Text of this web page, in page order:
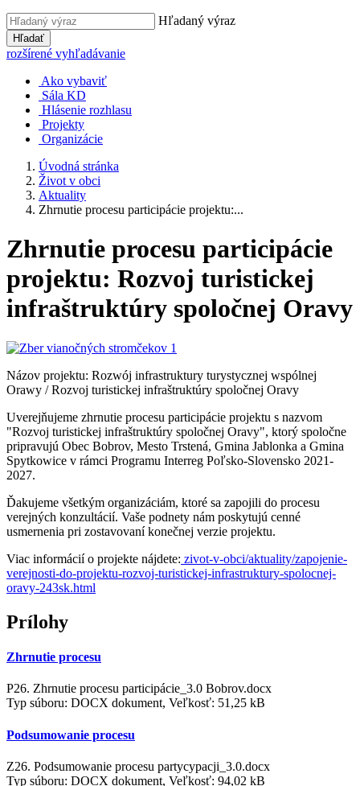
Hľadaný výraz
Hľadať
rozšírené vyhľadávanie
Ako vybaviť
Sála KD
Hlásenie rozhlasu
Projekty
Organizácie
Úvodná stránka
Život v obci
Aktuality
Zhrnutie procesu participácie projektu:...
Zhrnutie procesu participácie
projektu: Rozvoj turistickej
infraštruktúry spoločnej Oravy
Názov projektu: Rozwój infrastruktury turystycznej wspólnej
Orawy / Rozvoj turistickej infraštruktúry spoločnej Oravy
Uverejňujeme zhrnutie procesu participácie projektu s nazvom
"Rozvoj turistickej infraštruktúry spoločnej Oravy", ktorý spoločne
pripravujú Obec Bobrov, Mesto Trstená, Gmina Jablonka a Gmina
Spytkowice v rámci Programu Interreg Poľsko-Slovensko 2021-
2027.
Ďakujeme všetkým organizáciám, ktoré sa zapojili do procesu
verejných konzultácií. Vaše podnety nám poskytujú cenné
usmernenia pri zostavovaní konečnej verzie projektu.
Viac informácií o projekte nájdete: zivot-v-obci/aktuality/zapojenie-
verejnosti-do-projektu-rozvoj-turistickej-infrastruktury-spolocnej-
oravy-243sk.html
Prílohy
Zhrnutie procesu
P26. Zhrnutie procesu participácie_3.0 Bobrov.docx
Typ súboru: DOCX dokument, Veľkosť: 51,25 kB
Podsumowanie procesu
Z26. Podsumowanie procesu partycypacji_3.0.docx
Typ súboru: DOCX dokument, Veľkosť: 94,02 kB